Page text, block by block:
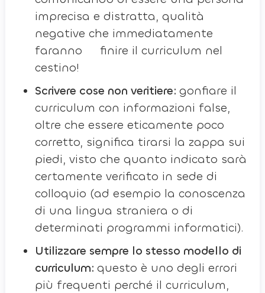
imprecisa e distratta, qualità
negative che immediatamente
faranno finire il curriculum nel
cestino!
Scrivere cose non veritiere: gonfiare il
curriculum con informazioni false,
oltre che essere eticamente poco
corretto, significa tirarsi la zappa sui
piedi, visto che quanto indicato sarà
certamente verificato in sede di
colloquio (ad esempio la conoscenza
di una lingua straniera o di
determinati programmi informatici).
Utilizzare sempre lo stesso modello di
curriculum: questo è uno degli errori
più frequenti perché il curriculum,